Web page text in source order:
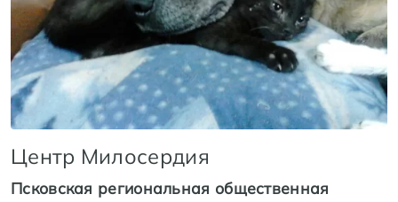
Центр Милосердия
Псковская региональная общественная